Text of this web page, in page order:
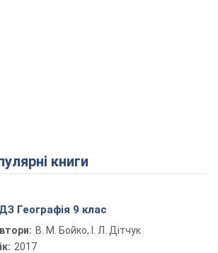
книги
Географія 9 клас
В. М. Бойко, І. Л. Дітчук
2017